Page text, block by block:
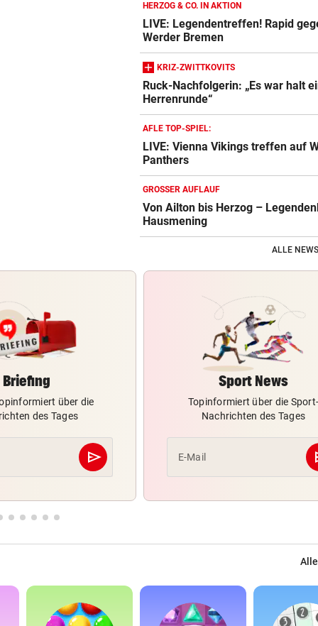
HERZOG & CO. IN AKTION
LIVE: Legendentreffen! Rapid
Werder Bremen
KRIZ-ZWITTKOVITS
Ruck-Nachfolgerin: „Es war halt
Herrenrunde“
AFLE TOP-SPIEL:
LIVE: Vienna Vikings treffen auf
Panthers
GROSSER AUFLAUF
Von Ailton bis Herzog –
Hausmening
ALLE
Briefing
über die
des Tages
send
Abschicken
Sport News
Topinformiert über die
Nachrichten des Tages
E-Mail